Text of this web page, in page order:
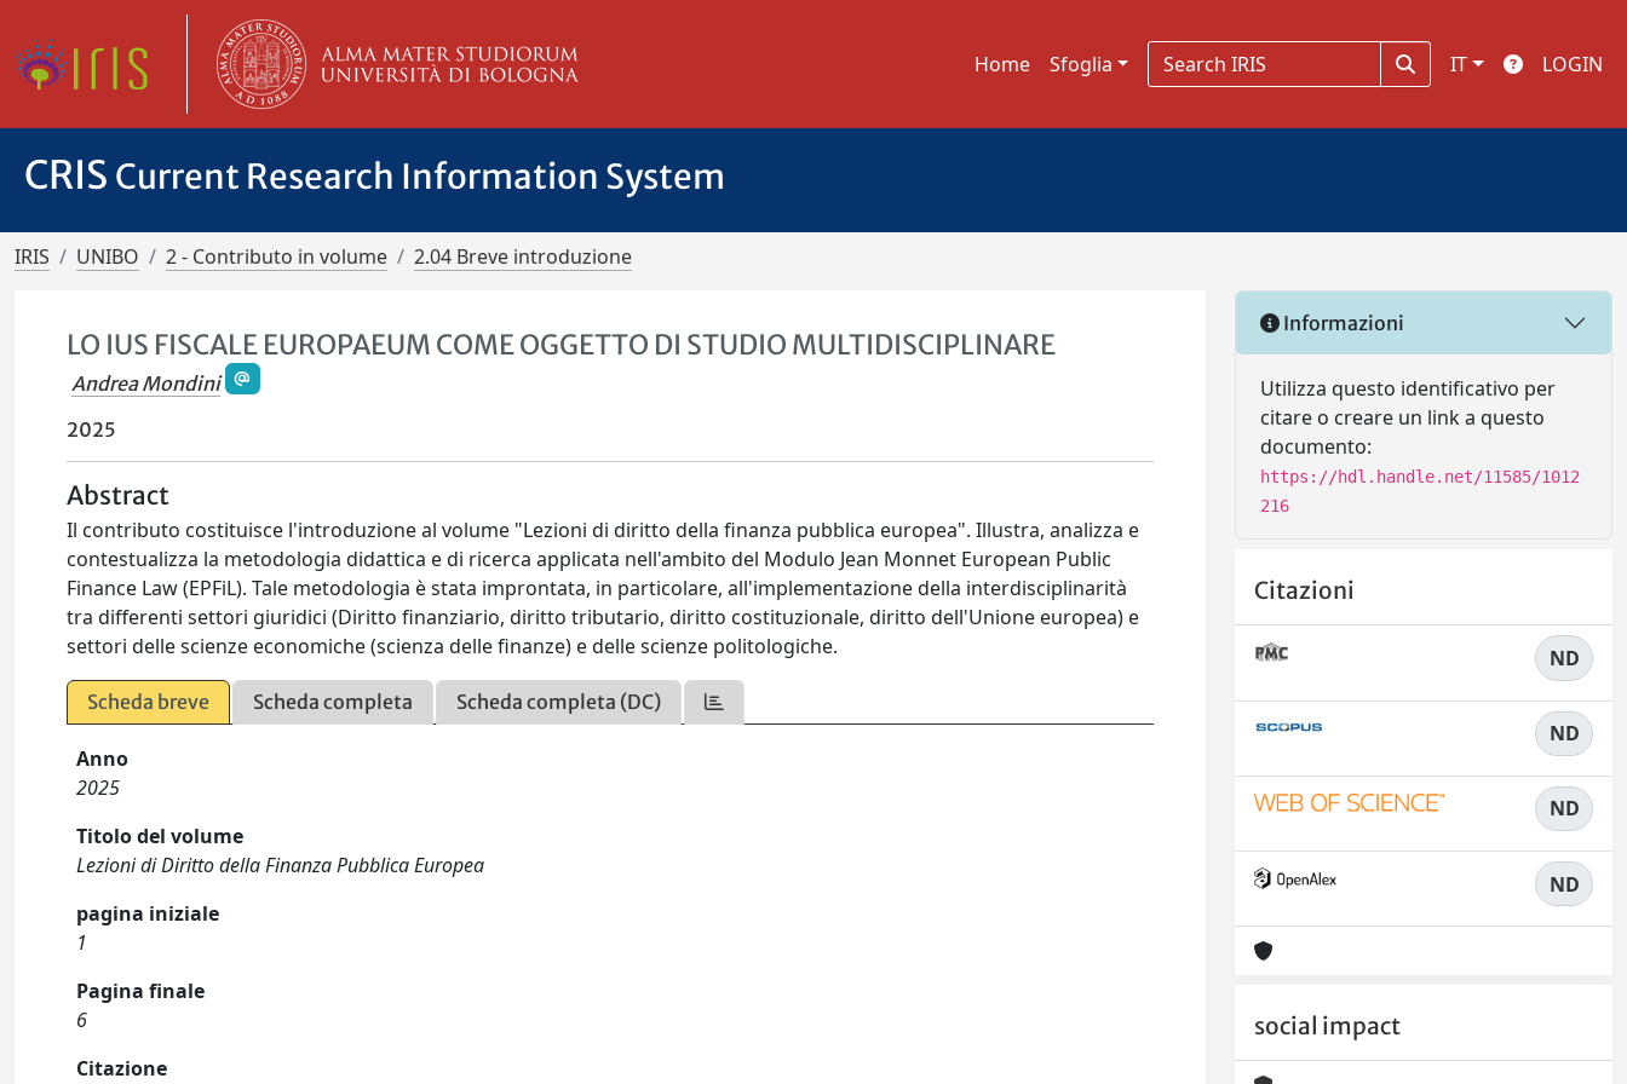
Home Sfoglia IT LOGIN
CRIS Current Research Information System
IRIS UNIBO 2 - Contributo in volume 2.04 Breve introduzione
LO IUS FISCALE EUROPAEUM COME OGGETTO DI STUDIO MULTIDISCIPLINARE
Andrea Mondini
2025
Abstract
Il contributo costituisce l'introduzione al volume "Lezioni di diritto della finanza pubblica europea". Illustra, analizza e
contestualizza la metodologia didattica e di ricerca applicata nell'ambito del Modulo Jean Monnet European Public
Finance Law (EPFiL). Tale metodologia è stata improntata, in particolare, all'implementazione della interdisciplinarità
tra differenti settori giuridici (Diritto finanziario, diritto tributario, diritto costituzionale, diritto dell'Unione europea) e
settori delle scienze economiche (scienza delle finanze) e delle scienze politologiche.
Scheda breve Scheda completa Scheda completa (DC)
Anno
2025
Titolo del volume
Lezioni di Diritto della Finanza Pubblica Europea
pagina iniziale
1
Pagina finale
6
Citazione
Informazioni
Utilizza questo identificativo per
citare o creare un link a questo
documento:
https://hdl.handle.net/11585/1012
216
Citazioni
ND
ND
ND
ND
social impact